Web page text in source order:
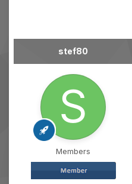
stef80
Members